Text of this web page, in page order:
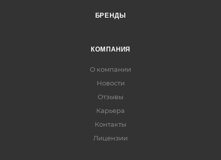
БРЕНДЫ
КОМПАНИЯ
О компании
Новости
Отзывы
Карьера
Контакты
Лицензии